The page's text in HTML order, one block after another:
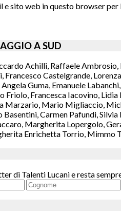
e sito web in questo browser
A SUD
Achilli, Raffaele
Francesco Castelgrande,
Guma, Emanuele
Friolo, Francesca Iacovino,
Mario Migliaccio,
Basentini, Carmen Pafundi,
Margherita Lopergolo,
Enrichetta Torrio, Mimmo
di Talenti Lucani e resta